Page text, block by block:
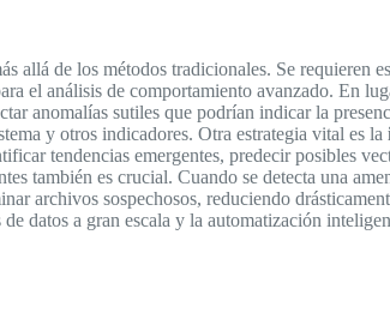
allá de los métodos tradicionales. Se requieren
el análisis de comportamiento avanzado. En
anomalías sutiles que podrían indicar la
y otros indicadores. Otra estrategia vital es la
tendencias emergentes, predecir posibles
también es crucial. Cuando se detecta una
archivos sospechosos, reduciendo
datos a gran escala y la automatización